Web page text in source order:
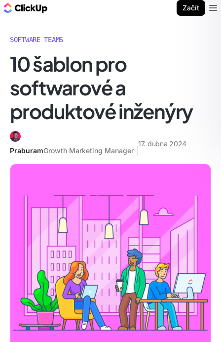
Začít
SOFTWARE TEAMS
10 šablon pro
softwarové a
produktové inženýry
PraburamGrowth Marketing Manager
17. dubna 2024